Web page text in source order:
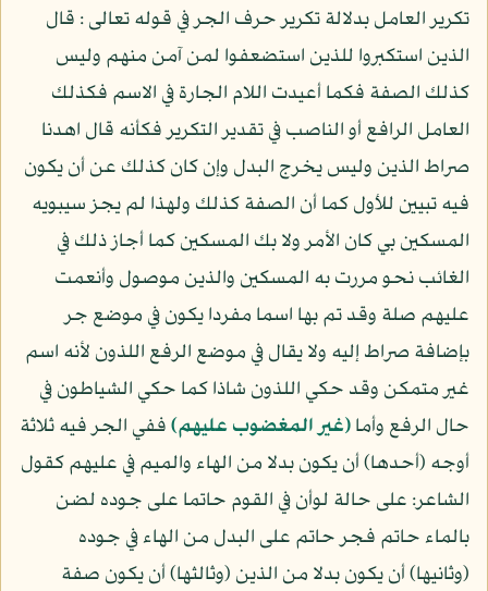
تكرير العامل بدلالة تكرير حرف الجر في قوله تعالى : قال
الذين استكبروا للذين استضعفوا لمن آمن منهم وليس
كذلك الصفة فكما أعيدت اللام الجارة في الاسم فكذلك
العامل الرافع أو الناصب في تقدير التكرير فكأنه قال اهدنا
صراط الذين وليس يخرج البدل وإن كان كذلك عن أن يكون
فيه تبيين للأول كما أن الصفة كذلك ولهذا لم يجز سيبويه
المسكين بي كان الأمر ولا بك المسكين كما أجاز ذلك في
الغائب نحو مررت به المسكين والذين موصول وأنعمت
عليهم صلة وقد تم بها اسما مفردا يكون في موضع جر
بإضافة صراط إليه ولا يقال في موضع الرفع اللذون لأنه اسم
غير متمكن وقد حكي اللذون شاذا كما حكي الشياطون في
حال الرفع وأما﴿غير المغضوب عليهم﴾ففي الجر فيه ثلاثة
أوجه (أحدها) أن يكون بدلا من الهاء والميم في عليهم كقول
الشاعر: على حالة لوأن في القوم حاتما على جوده لضن
بالماء حاتم فجر حاتم على البدل من الهاء في جوده
(وثانيها) أن يكون بدلا من الذين (وثالثها) أن يكون صفة